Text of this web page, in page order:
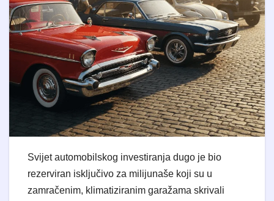
Svijet automobilskog investiranja dugo je bio
rezerviran isključivo za milijunaše koji su u
zamračenim, klimatiziranim garažama skrivali